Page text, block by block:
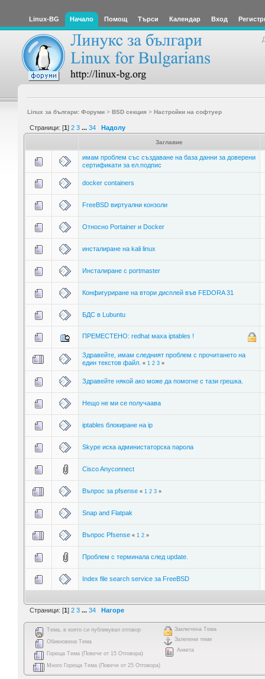
Linux-BG Начало Помощ Търси Календар Вход
Linux за българи: Форуми> BSD секция > Настройки на софтуер
Страници: [1] 2 3 ... 34 Надолу
Заглавие
имам проблем със създаване на база данни за доверени
сертификати за ел.подпис
docker containers
FreeBSD виртуални конзоли
Относно Portainer и Docker
инсталиране на kali linux
Инсталиране с portmaster
Конфигуриране на втори дисплей във FEDORA 31
БДС в Lubuntu
ПРЕМЕСТЕНО: redhat маха iptables !
Здравейте, имам следният проблем с прочитането на
един текстов файл. « 1 2 3»
Здравейте някой ако може да помогне с тази грешка.
Нещо не ми се получаава
iptables блокиране на ip
Skype иска администаторска парола
Cisco Anyconnect
Въпрос за pfsense « 1 2 3»
Snap and Flatpak
Въпрос Pfsense « 1 2»
Проблем с терминала след update.
Index file search service за FreeBSD
Страници: [1] 2 3 ... 34 Нагоре
Тема, в която си публикувал отговор
Обикновена Тема
Гореща Тема (Повече от 15 Отговора)
Много Гореща Тема (Повече от 25 Отговора)
Заключена Тема
Залепени теми
Анкета